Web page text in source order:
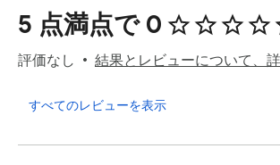
5 点満点で 0
評価なし 結果とレビューについて、
すべてのレビューを表示